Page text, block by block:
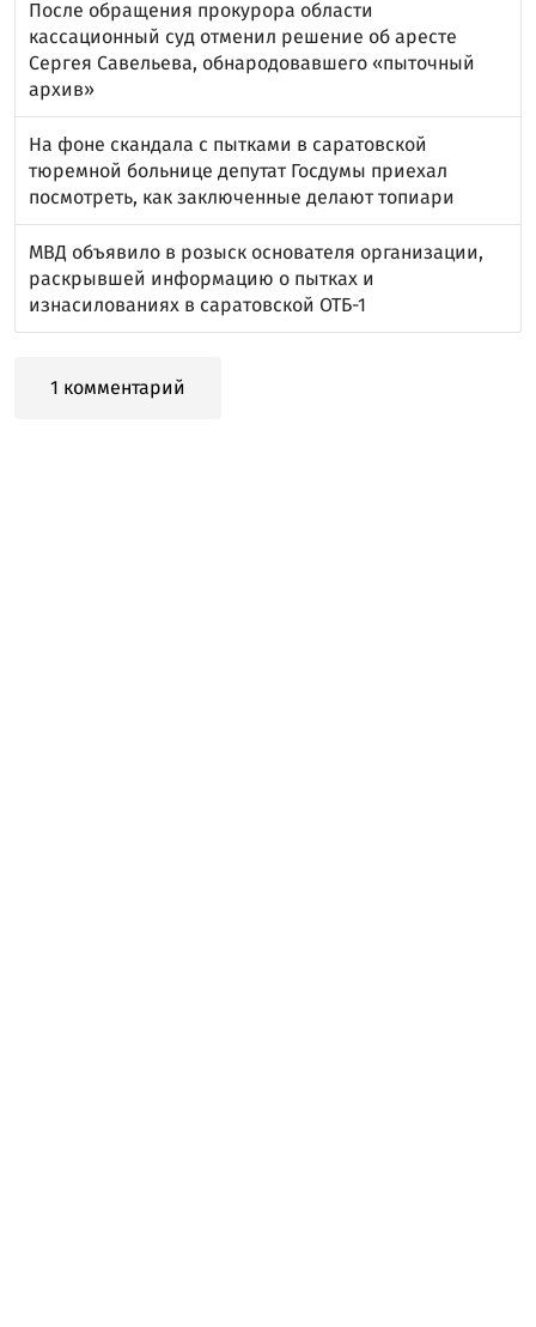
После обращения прокурора области
кассационный суд отменил решение об аресте
Сергея Савельева, обнародовавшего «пыточный
архив»
На фоне скандала с пытками в саратовской
тюремной больнице депутат Госдумы приехал
посмотреть, как заключенные делают топиари
МВД объявило в розыск основателя организации,
раскрывшей информацию о пытках и
изнасилованиях в саратовской ОТБ-1
1 комментарий